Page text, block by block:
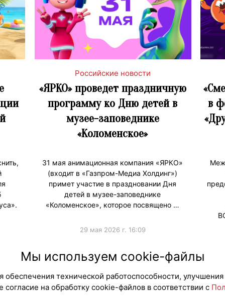
Российские новости
«ЯРКО» проведет праздничную
программу ко Дню детей в
музее-заповеднике
«Коломенское»
31 мая анимационная компания «ЯРКО»
(входит в «Газпром-Медиа Холдинг»)
примет участие в праздновании Дня
детей в музее-заповеднике
«Коломенское», которое посвящено …
29 мая 2026 г. 16:09
в
Мы используем cookie-файлы
технической работоспособности,
на обработку cookie-файлов в соответствии с